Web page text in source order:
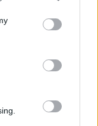
00:15:54
įsitvirtinti